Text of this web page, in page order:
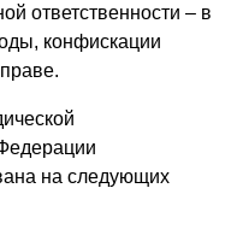
ответственности – в
конфискации
на следующих